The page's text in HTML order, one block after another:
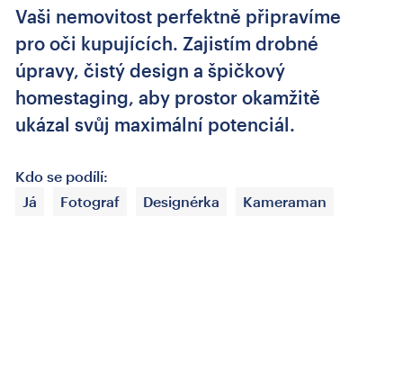
Vaši nemovitost perfektně připravíme
pro oči kupujících. Zajistím drobné
úpravy, čistý design a špičkový
homestaging, aby prostor okamžitě
ukázal svůj maximální potenciál.
Kdo se podílí:
Já
Fotograf Designérka Kameraman